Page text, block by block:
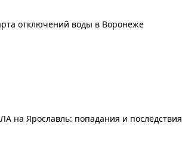
отключений воды в Воронеже
на Ярославль: попадания и последствия